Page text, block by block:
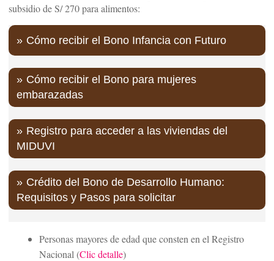
subsidio de S/ 270 para alimentos:
Cómo recibir el Bono Infancia con Futuro
Cómo recibir el Bono para mujeres
embarazadas
Registro para acceder a las viviendas del
MIDUVI
Crédito del Bono de Desarrollo Humano:
Requisitos y Pasos para solicitar
Personas mayores de edad que consten en el Registro
Nacional (Clic detalle)